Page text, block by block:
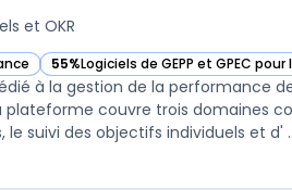
et OKR
55%Logiciels de GEPP et GPEC
— voir Javelo dans cette catégorie
à la gestion de la performance
plateforme couvre trois domaines
suivi des objectifs individuels et d'